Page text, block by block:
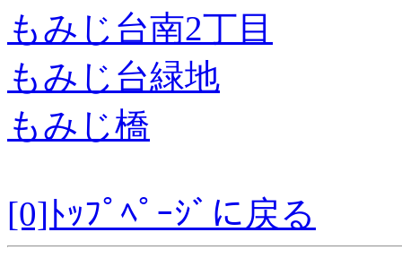
もみじ台南2丁目
もみじ台緑地
もみじ橋
[0]ﾄｯﾌﾟﾍﾟｰｼﾞに戻る